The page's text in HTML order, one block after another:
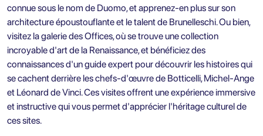
connue sous le nom de Duomo, et apprenez-en plus sur son
architecture époustouflante et le talent de Brunelleschi. Ou bien,
visitez la galerie des Offices, où se trouve une collection
incroyable d'art de la Renaissance, et bénéficiez des
connaissances d'un guide expert pour découvrir les histoires qui
se cachent derrière les chefs-d'œuvre de Botticelli, Michel-Ange
et Léonard de Vinci. Ces visites offrent une expérience immersive
et instructive qui vous permet d'apprécier l'héritage culturel de
ces sites.